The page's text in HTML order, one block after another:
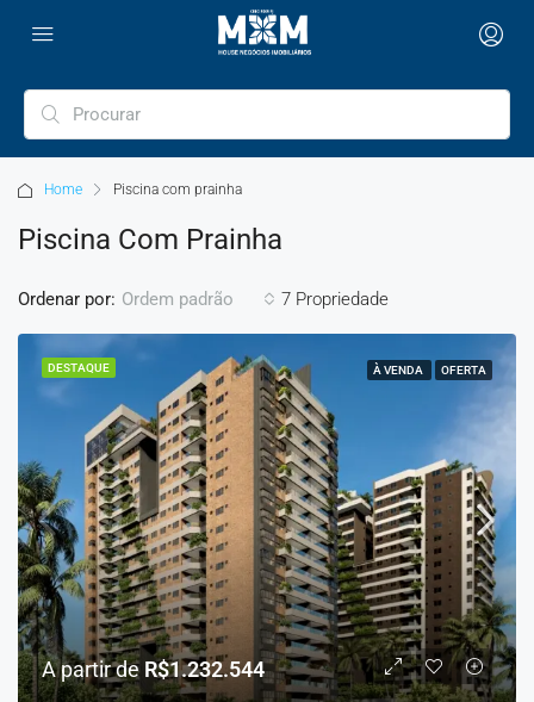
Home Piscina com prainha
Piscina Com Prainha
7 Propriedade
Ordenar por: Ordem padrão
DESTAQUE À VENDA OFERTA
A partir de R$1.232.544